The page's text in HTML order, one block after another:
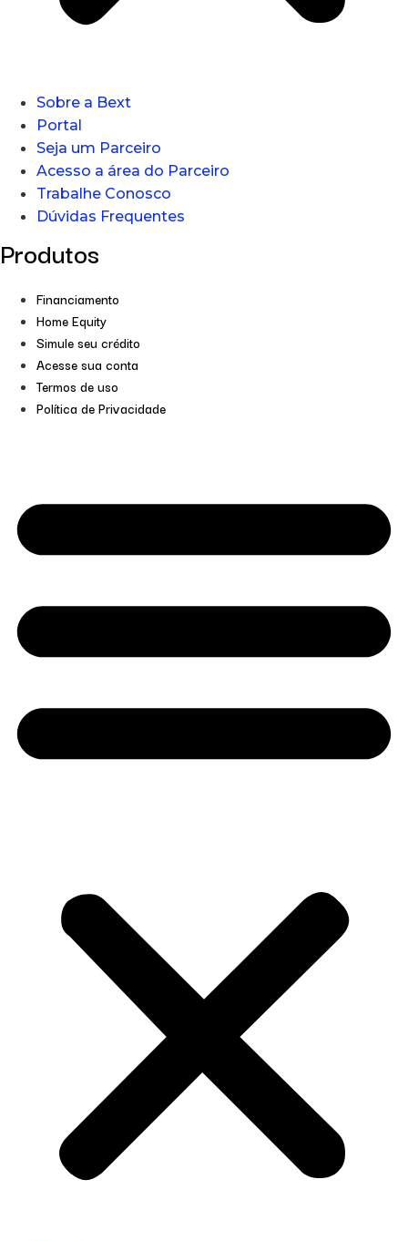
Sobre a Bext
Portal
Seja um Parceiro
Acesso a área do Parceiro
Trabalhe Conosco
Dúvidas Frequentes
Produtos
Financiamento
Home Equity
Simule seu crédito
Acesse sua conta
Termos de uso
Política de Privacidade